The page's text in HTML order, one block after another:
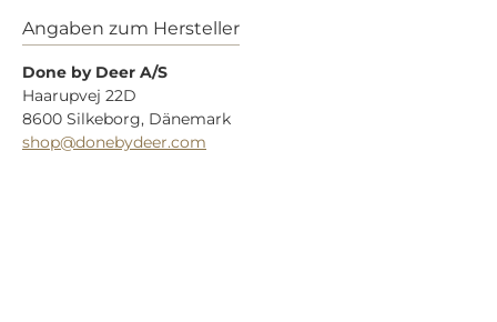
Angaben zum Hersteller
Done by Deer A/S
Haarupvej 22D
8600 Silkeborg, Dänemark
shop@donebydeer.com